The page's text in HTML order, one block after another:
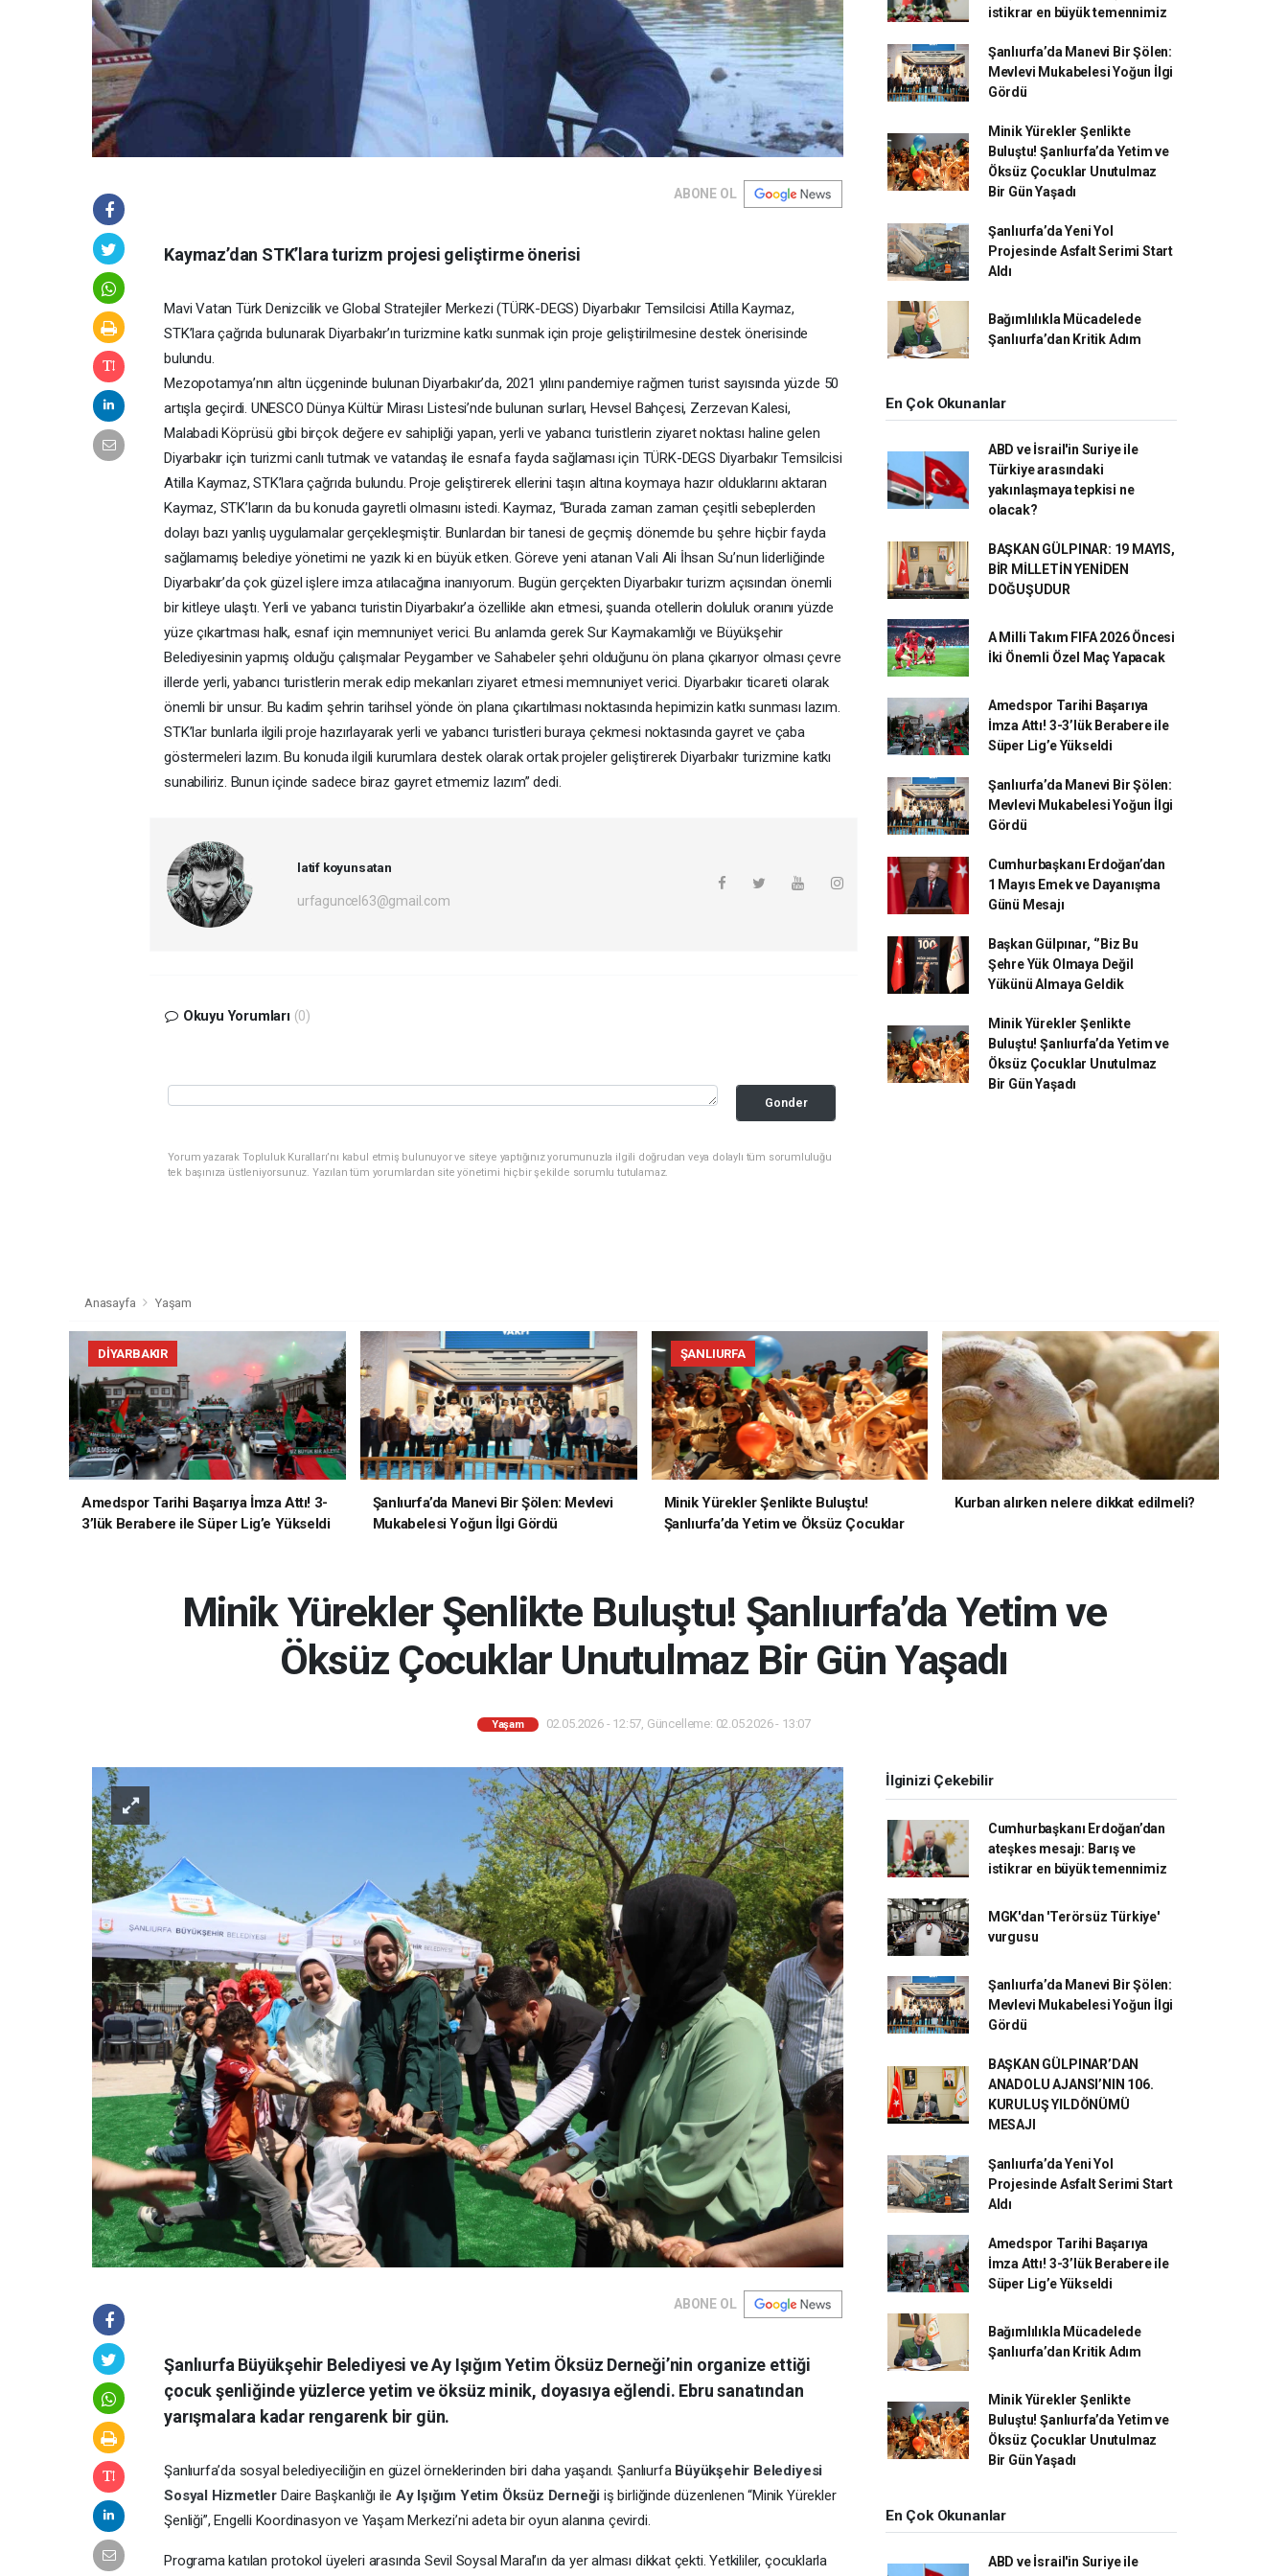
ABONE OL
Kaymaz’dan STK’lara turizm projesi geliştirme önerisi
Mavi Vatan Türk Denizcilik ve Global Stratejiler Merkezi (TÜRK-DEGS) Diyarbakır Temsilcisi Atilla Kaymaz,
STK’lara çağrıda bulunarak Diyarbakır’ın turizmine katkı sunmak için proje geliştirilmesine destek önerisinde
bulundu.
Mezopotamya’nın altın üçgeninde bulunan Diyarbakır’da, 2021 yılını pandemiye rağmen turist sayısında yüzde 50
artışla geçirdi. UNESCO Dünya Kültür Mirası Listesi’nde bulunan surları, Hevsel Bahçesi, Zerzevan Kalesi,
Malabadi Köprüsü gibi birçok değere ev sahipliği yapan, yerli ve yabancı turistlerin ziyaret noktası haline gelen
Diyarbakır için turizmi canlı tutmak ve vatandaş ile esnafa fayda sağlaması için TÜRK-DEGS Diyarbakır Temsilcisi
Atilla Kaymaz, STK’lara çağrıda bulundu. Proje geliştirerek ellerini taşın altına koymaya hazır olduklarını aktaran
Kaymaz, STK’ların da bu konuda gayretli olmasını istedi. Kaymaz, “Burada zaman zaman çeşitli sebeplerden
dolayı bazı yanlış uygulamalar gerçekleşmiştir. Bunlardan bir tanesi de geçmiş dönemde bu şehre hiçbir fayda
sağlamamış belediye yönetimi ne yazık ki en büyük etken. Göreve yeni atanan Vali Ali İhsan Su’nun liderliğinde
Diyarbakır’da çok güzel işlere imza atılacağına inanıyorum. Bugün gerçekten Diyarbakır turizm açısından önemli
bir kitleye ulaştı. Yerli ve yabancı turistin Diyarbakır’a özellikle akın etmesi, şuanda otellerin doluluk oranını yüzde
yüze çıkartması halk, esnaf için memnuniyet verici. Bu anlamda gerek Sur Kaymakamlığı ve Büyükşehir
Belediyesinin yapmış olduğu çalışmalar Peygamber ve Sahabeler şehri olduğunu ön plana çıkarıyor olması çevre
illerde yerli, yabancı turistlerin merak edip mekanları ziyaret etmesi memnuniyet verici. Diyarbakır ticareti olarak
önemli bir unsur. Bu kadim şehrin tarihsel yönde ön plana çıkartılması noktasında hepimizin katkı sunması lazım.
STK’lar bunlarla ilgili proje hazırlayarak yerli ve yabancı turistleri buraya çekmesi noktasında gayret ve çaba
göstermeleri lazım. Bu konuda ilgili kurumlara destek olarak ortak projeler geliştirerek Diyarbakır turizmine katkı
sunabiliriz. Bunun içinde sadece biraz gayret etmemiz lazım” dedi.
latif koyunsatan
urfaguncel63@gmail.com
Okuyu Yorumları (0)
Gonder
Yorum yazarak Topluluk Kuralları’nı kabul etmiş bulunuyor ve siteye yaptığınız yorumunuzla ilgili doğrudan veya dolaylı tüm sorumluluğu
tek başınıza üstleniyorsunuz. Yazılan tüm yorumlardan site yönetimi hiçbir şekilde sorumlu tutulamaz.
istikrar en büyük temennimiz
Şanlıurfa’da Manevi Bir Şölen:
Mevlevi Mukabelesi Yoğun İlgi
Gördü
Minik Yürekler Şenlikte
Buluştu! Şanlıurfa’da Yetim ve
Öksüz Çocuklar Unutulmaz
Bir Gün Yaşadı
Şanlıurfa’da Yeni Yol
Projesinde Asfalt Serimi Start
Aldı
Bağımlılıkla Mücadelede
Şanlıurfa’dan Kritik Adım
En Çok Okunanlar
ABD ve İsrail'in Suriye ile
Türkiye arasındaki
yakınlaşmaya tepkisi ne
olacak?
BAŞKAN GÜLPINAR: 19 MAYIS,
BİR MİLLETİN YENİDEN
DOĞUŞUDUR
A Milli Takım FIFA 2026 Öncesi
İki Önemli Özel Maç Yapacak
Amedspor Tarihi Başarıya
İmza Attı! 3-3’lük Berabere ile
Süper Lig’e Yükseldi
Şanlıurfa’da Manevi Bir Şölen:
Mevlevi Mukabelesi Yoğun İlgi
Gördü
Cumhurbaşkanı Erdoğan’dan
1 Mayıs Emek ve Dayanışma
Günü Mesajı
Başkan Gülpınar, ‘’Biz Bu
Şehre Yük Olmaya Değil
Yükünü Almaya Geldik
Minik Yürekler Şenlikte
Buluştu! Şanlıurfa’da Yetim ve
Öksüz Çocuklar Unutulmaz
Bir Gün Yaşadı
Anasayfa Yaşam
DIYARBAKIR
Amedspor Tarihi Başarıya İmza Attı! 3-
3’lük Berabere ile Süper Lig’e Yükseldi
Şanlıurfa’da Manevi Bir Şölen: Mevlevi
Mukabelesi Yoğun İlgi Gördü
ŞANLIURFA
Minik Yürekler Şenlikte Buluştu!
Şanlıurfa’da Yetim ve Öksüz Çocuklar
Kurban alırken nelere dikkat edilmeli?
Minik Yürekler Şenlikte Buluştu! Şanlıurfa’da Yetim ve
Öksüz Çocuklar Unutulmaz Bir Gün Yaşadı
Yaşam 02.05.2026 - 12:57, Güncelleme: 02.05.2026 - 13:07
ABONE OL
Şanlıurfa Büyükşehir Belediyesi ve Ay Işığım Yetim Öksüz Derneği’nin organize ettiği
çocuk şenliğinde yüzlerce yetim ve öksüz minik, doyasıya eğlendi. Ebru sanatından
yarışmalara kadar rengarenk bir gün.
Şanlıurfa’da sosyal belediyeciliğin en güzel örneklerinden biri daha yaşandı. Şanlıurfa Büyükşehir Belediyesi
Sosyal Hizmetler Daire Başkanlığı ile Ay Işığım Yetim Öksüz Derneğiiş birliğinde düzenlenen “Minik Yürekler
Şenliği”, Engelli Koordinasyon ve Yaşam Merkezi’ni adeta bir oyun alanına çevirdi.
Programa katılan protokol üyeleri arasında Sevil Soysal Maral’ın da yer alması dikkat çekti. Yetkililer, çocuklarla
İlginizi Çekebilir
Cumhurbaşkanı Erdoğan’dan
ateşkes mesajı: Barış ve
istikrar en büyük temennimiz
MGK'dan 'Terörsüz Türkiye'
vurgusu
Şanlıurfa’da Manevi Bir Şölen:
Mevlevi Mukabelesi Yoğun İlgi
Gördü
BAŞKAN GÜLPINAR’DAN
ANADOLU AJANSI’NIN 106.
KURULUŞ YILDÖNÜMÜ
MESAJI
Şanlıurfa’da Yeni Yol
Projesinde Asfalt Serimi Start
Aldı
Amedspor Tarihi Başarıya
İmza Attı! 3-3’lük Berabere ile
Süper Lig’e Yükseldi
Bağımlılıkla Mücadelede
Şanlıurfa’dan Kritik Adım
Minik Yürekler Şenlikte
Buluştu! Şanlıurfa’da Yetim ve
Öksüz Çocuklar Unutulmaz
Bir Gün Yaşadı
En Çok Okunanlar
ABD ve İsrail'in Suriye ile